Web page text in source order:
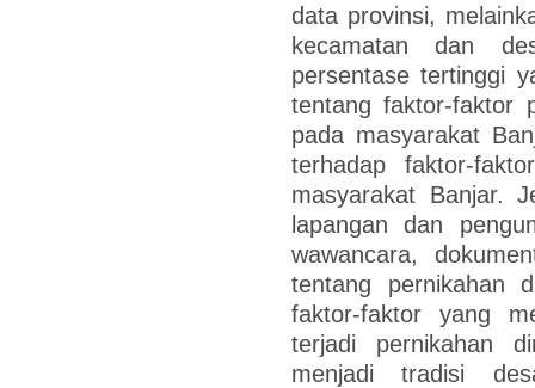
data provinsi,
kecamatan dan
persentase tertinggi
tentang faktor-faktor
pada masyarakat
terhadap faktor-
masyarakat Banjar.
lapangan dan
wawancara,
tentang pernikahan
faktor-faktor yang
terjadi pernikahan
menjadi tradisi